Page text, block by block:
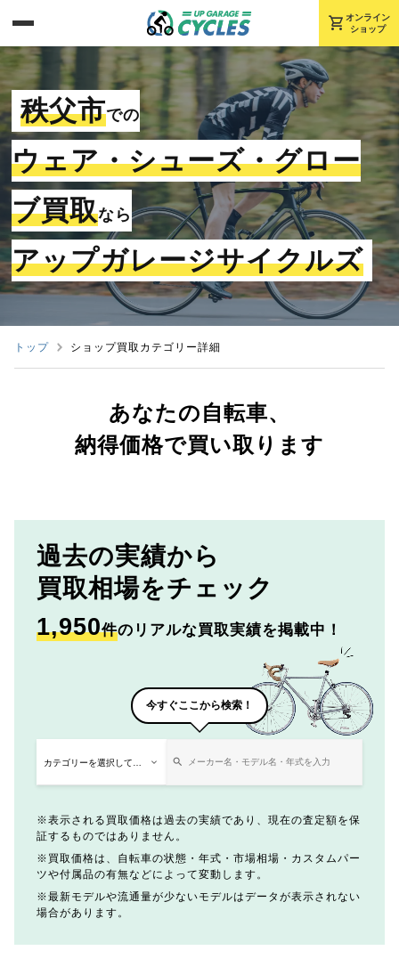
shopping_cart オンライン
ショップ
秩父市での
ウェア・シューズ・グロー
ブ買取なら
アップガレージサイクルズ
トップ ショップ買取カテゴリー詳細
あなたの自転車、
納得価格で買い取ります
過去の実績から
買取相場をチェック
1,950件のリアルな買取実績を掲載中！
今すぐここから検索！
表示される買取価格は過去の実績であり、現在の査定額を保
証するものではありません。
買取価格は、自転車の状態・年式・市場相場・カスタムパー
ツや付属品の有無などによって変動します。
最新モデルや流通量が少ないモデルはデータが表示されない
場合があります。